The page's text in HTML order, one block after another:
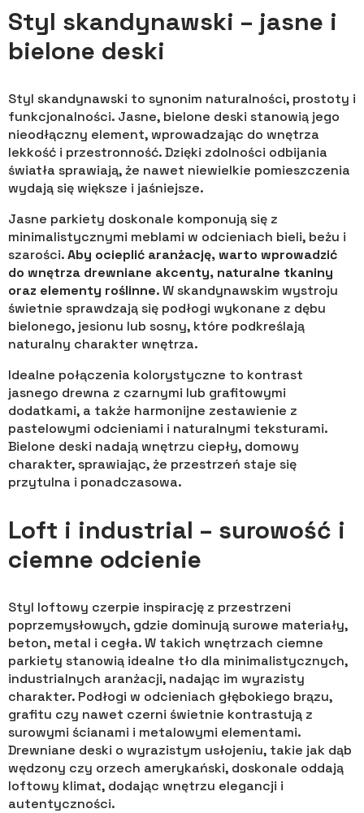
Styl skandynawski – jasne i
bielone deski
Styl skandynawski to synonim naturalności, prostoty i
funkcjonalności. Jasne, bielone deski stanowią jego
nieodłączny element, wprowadzając do wnętrza
lekkość i przestronność. Dzięki zdolności odbijania
światła sprawiają, że nawet niewielkie pomieszczenia
wydają się większe i jaśniejsze.
Jasne parkiety doskonale komponują się z
minimalistycznymi meblami w odcieniach bieli, beżu i
szarości.Aby ocieplić aranżację, warto wprowadzić
do wnętrza drewniane akcenty, naturalne tkaniny
oraz elementy roślinne. W skandynawskim wystroju
świetnie sprawdzają się podłogi wykonane z dębu
bielonego, jesionu lub sosny, które podkreślają
naturalny charakter wnętrza.
Idealne połączenia kolorystyczne to kontrast
jasnego drewna z czarnymi lub grafitowymi
dodatkami, a także harmonijne zestawienie z
pastelowymi odcieniami i naturalnymi teksturami.
Bielone deski nadają wnętrzu ciepły, domowy
charakter, sprawiając, że przestrzeń staje się
przytulna i ponadczasowa.
Loft i industrial – surowość i
ciemne odcienie
Styl loftowy czerpie inspirację z przestrzeni
poprzemysłowych, gdzie dominują surowe materiały,
beton, metal i cegła. W takich wnętrzach ciemne
parkiety stanowią idealne tło dla minimalistycznych,
industrialnych aranżacji, nadając im wyrazisty
charakter. Podłogi w odcieniach głębokiego brązu,
grafitu czy nawet czerni świetnie kontrastują z
surowymi ścianami i metalowymi elementami.
Drewniane deski o wyrazistym usłojeniu, takie jak dąb
wędzony czy orzech amerykański, doskonale oddają
loftowy klimat, dodając wnętrzu elegancji i
autentyczności.